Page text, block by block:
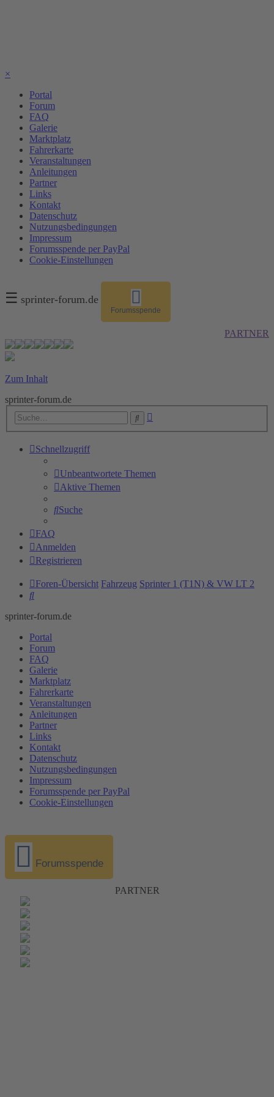
×
Portal
Forum
FAQ
Galerie
Marktplatz
Fahrerkarte
Veranstaltungen
Anleitungen
Partner
Links
Kontakt
Datenschutz
Nutzungsbedingungen
Impressum
Forumsspende per PayPal
Cookie-Einstellungen
☰ sprinter-forum.de
Forumsspende
PARTNER
Zum Inhalt
sprinter-forum.de
Suche
Schnellzugriff
Unbeantwortete Themen
Aktive Themen
Suche
FAQ
Anmelden
Registrieren
Foren-Übersicht Fahrzeug Sprinter 1 (T1N) & VW LT 2
Suche
sprinter-forum.de
Portal
Forum
FAQ
Galerie
Marktplatz
Fahrerkarte
Veranstaltungen
Anleitungen
Partner
Links
Kontakt
Datenschutz
Nutzungsbedingungen
Impressum
Forumsspende per PayPal
Cookie-Einstellungen
Forumsspende
PARTNER